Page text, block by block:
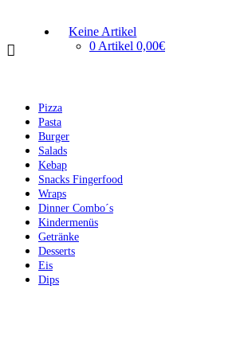
Keine Artikel
0 Artikel 0,00€
Pizza
Pasta
Burger
Salads
Kebap
Snacks Fingerfood
Wraps
Dinner Combo´s
Kindermenüs
Getränke
Desserts
Eis
Dips